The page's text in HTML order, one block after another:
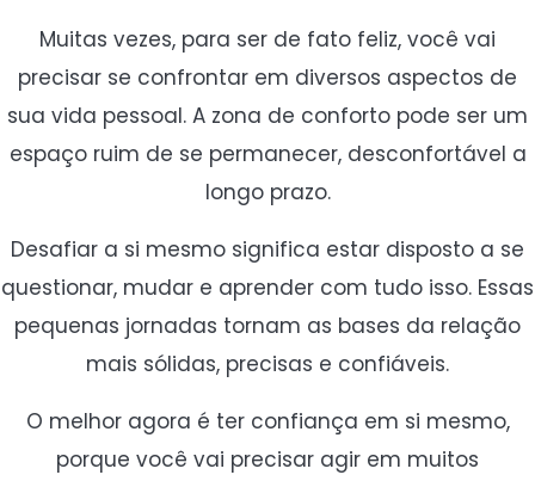
Muitas vezes, para ser de fato feliz, você vai
precisar se confrontar em diversos aspectos de
sua vida pessoal. A zona de conforto pode ser um
espaço ruim de se permanecer, desconfortável a
longo prazo.
Desafiar a si mesmo significa estar disposto a se
questionar, mudar e aprender com tudo isso. Essas
pequenas jornadas tornam as bases da relação
mais sólidas, precisas e confiáveis.
O melhor agora é ter confiança em si mesmo,
porque você vai precisar agir em muitos